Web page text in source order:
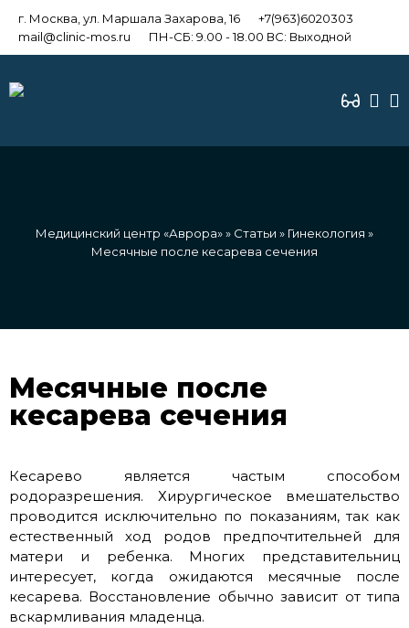
г. Москва, ул. Маршала Захарова, 16
+7(963)6020303
mail@clinic-mos.ru
ПН-СБ: 9.00 - 18.00 ВС: Выходной
Медицинский центр «Аврора»» Статьи » Гинекология »
Месячные после кесарева сечения
Месячные после
кесарева сечения
Кесарево является частым способом
родоразрешения. Хирургическое вмешательство
проводится исключительно по показаниям, так как
естественный ход родов предпочтительней для
матери и ребенка. Многих представительниц
интересует, когда ожидаются месячные после
кесарева. Восстановление обычно зависит от типа
вскармливания младенца.